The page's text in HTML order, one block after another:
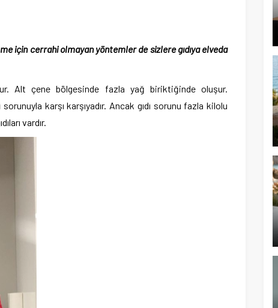
için cerrahi olmayan yöntemler de sizlere gıdıya elveda
Alt çene bölgesinde fazla yağ biriktiğinde oluşur.
karşı karşıyadır. Ancak gıdı sorunu fazla kilolu
vardır.